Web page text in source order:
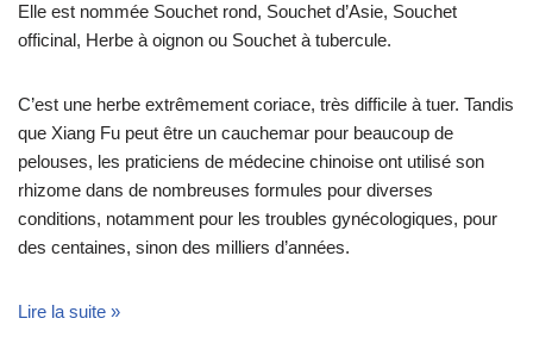
Elle est nommée Souchet rond, Souchet d’Asie, Souchet
officinal, Herbe à oignon ou Souchet à tubercule.
C’est une herbe extrêmement coriace, très difficile à tuer. Tandis
que Xiang Fu peut être un cauchemar pour beaucoup de
pelouses, les praticiens de médecine chinoise ont utilisé son
rhizome dans de nombreuses formules pour diverses
conditions, notamment pour les troubles gynécologiques, pour
des centaines, sinon des milliers d’années.
Lire la suite »